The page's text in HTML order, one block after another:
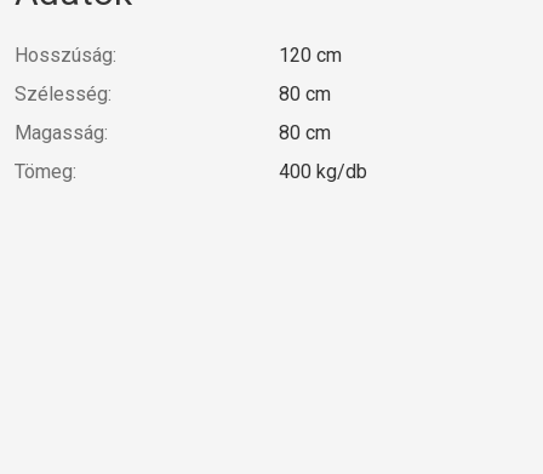
Hosszúság:
120 cm
Szélesség:
80 cm
Magasság:
80 cm
Tömeg:
400 kg/db